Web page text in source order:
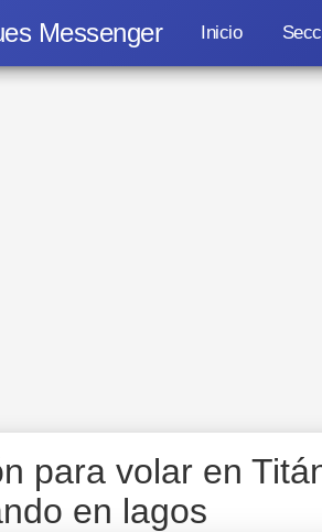
Messenger Inicio
para volar en
en lagos